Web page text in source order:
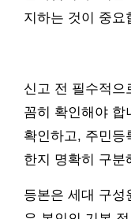
지하는 것이 중요
신고 전 필수적으
꼼히 확인해야 합
확인하고, 주민등
한지 명확히 구분
등본은 세대 구성